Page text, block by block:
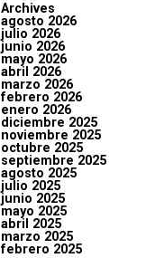
Archives
agosto 2026
julio 2026
junio 2026
mayo 2026
abril 2026
marzo 2026
febrero 2026
enero 2026
diciembre 2025
noviembre 2025
octubre 2025
septiembre 2025
agosto 2025
julio 2025
junio 2025
mayo 2025
abril 2025
marzo 2025
febrero 2025